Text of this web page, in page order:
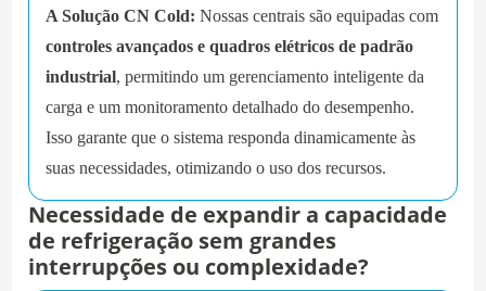
A Solução CN Cold: Nossas centrais são equipadas com
controles avançados e quadros elétricos de padrão
industrial, permitindo um gerenciamento inteligente da
carga e um monitoramento detalhado do desempenho.
Isso garante que o sistema responda dinamicamente às
suas necessidades, otimizando o uso dos recursos.
Necessidade de expandir a capacidade
de refrigeração sem grandes
interrupções ou complexidade?